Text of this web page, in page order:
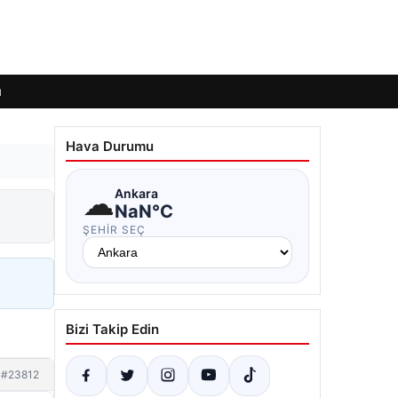
#23812
Hava Durumu
☁Ankara
NaN°C
ŞEHIR SEÇ
Bizi Takip Edin